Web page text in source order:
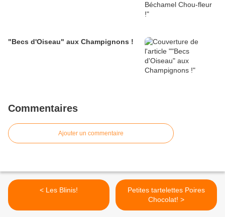
"Becs d'Oiseau" aux Champignons !
Commentaires
Ajouter un commentaire
< Les Blinis!
Petites tartelettes Poires
Chocolat! >